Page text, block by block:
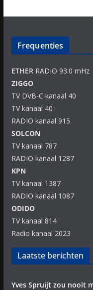
Frequenties
ETHERRADIO 93.0 mHz
ZIGGO
TV DVB-C kanaal 40
TV kanaal 40
RADIO kanaal 915
SOLCON
TV kanaal 787
RADIO kanaal 1287
KPN
TV kanaal 1387
RADIO kanaal 1087
ODIDO
TV kanaal 814
Radio kanaal 2023
Laatste berichten
Yves Spruijt zou nooit